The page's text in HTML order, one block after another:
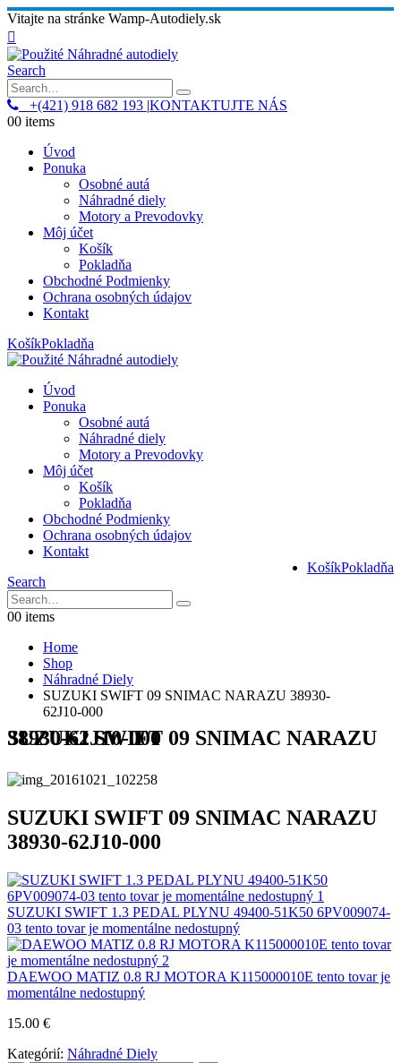
Vitajte na stránke Wamp-Autodiely.sk
Search
+(421) 918 682 193 |KONTAKTUJTE NÁS
00 items
Úvod
Ponuka
Osobné autá
Náhradné diely
Motory a Prevodovky
Môj účet
Košík
Pokladňa
Obchodné Podmienky
Ochrana osobných údajov
Kontakt
KošíkPokladňa
Úvod
Ponuka
Osobné autá
Náhradné diely
Motory a Prevodovky
Môj účet
Košík
Pokladňa
Obchodné Podmienky
Ochrana osobných údajov
Kontakt
KošíkPokladňa
Search
00 items
Home
Shop
Náhradné Diely
SUZUKI SWIFT 09 SNIMAC NARAZU 38930-
62J10-000
SUZUKI SWIFT 09 SNIMAC NARAZU 38930-62J10-000
SUZUKI SWIFT 09 SNIMAC NARAZU
38930-62J10-000
SUZUKI SWIFT 1.3 PEDAL PLYNU 49400-51K50 6PV009074-
03 tento tovar je momentálne nedostupný
DAEWOO MATIZ 0.8 RJ MOTORA K115000010E tento tovar je
momentálne nedostupný
15.00 €
Kategórií: Náhradné Diely